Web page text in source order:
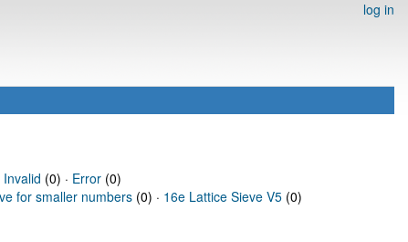
log in
Invalid (0) · Error(0)
for smaller numbers (0) · 16e Lattice Sieve V5 (0)